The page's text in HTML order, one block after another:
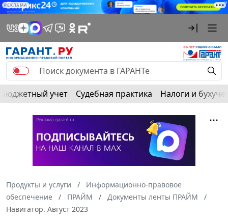
РЕКЛАМА
Бюджетный учет Судебная практика Налоги и
Продукты и услуги
Информационно-правовое
обеспечение
ПРАЙМ
Документы ленты ПРАЙМ
Навигатор. Август 2023